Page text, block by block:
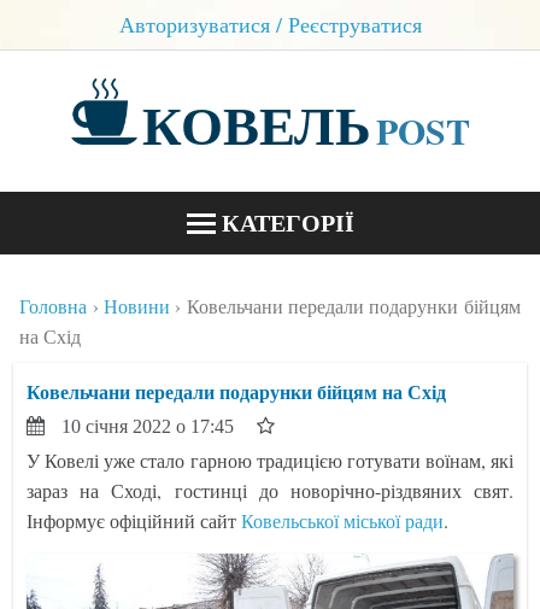
Авторизуватися / Реєструватися
КОВЕЛЬPOST
КАТЕГОРІЇ
Головна Новини
Ковельчани передали подарунки бійцям
на Схід
Ковельчани передали подарунки бійцям на Схід
10 січня 2022 о 17:45
У Ковелі уже стало гарною традицією готувати воїнам, які
зараз на Сході, гостинці до новорічно-різдвяних свят.
Інформує офіційний сайтКовельської міської ради.